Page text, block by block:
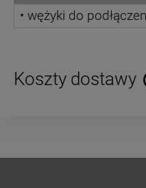
• wężyki do
Koszty dostawy
Cena nie zawiera